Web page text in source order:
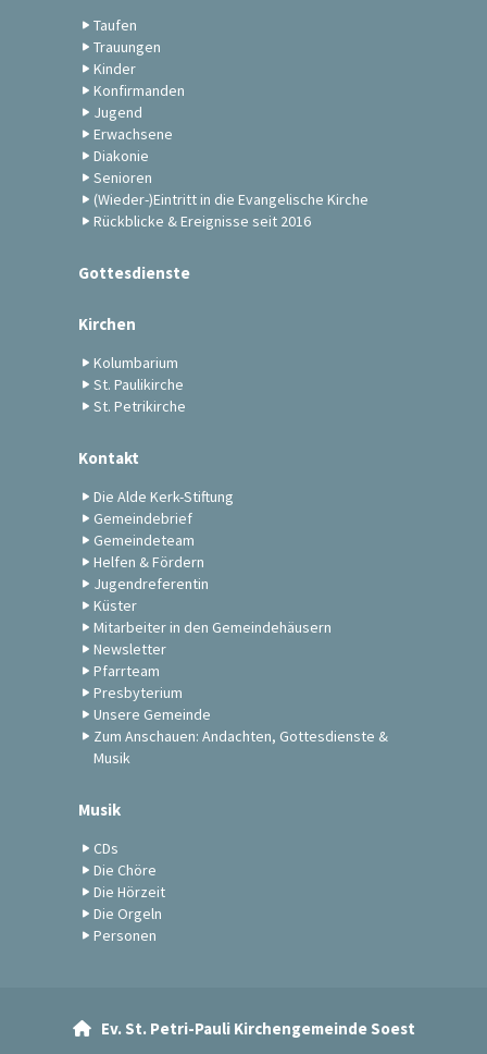
Taufen
Trauungen
Kinder
Konfirmanden
Jugend
Erwachsene
Diakonie
Senioren
(Wieder-)Eintritt in die Evangelische Kirche
Rückblicke & Ereignisse seit 2016
Gottesdienste
Kirchen
Kolumbarium
St. Paulikirche
St. Petrikirche
Kontakt
Die Alde Kerk-Stiftung
Gemeindebrief
Gemeindeteam
Helfen & Fördern
Jugendreferentin
Küster
Mitarbeiter in den Gemeindehäusern
Newsletter
Pfarrteam
Presbyterium
Unsere Gemeinde
Zum Anschauen: Andachten, Gottesdienste &
Musik
Musik
CDs
Die Chöre
Die Hörzeit
Die Orgeln
Personen
Ev. St. Petri-Pauli Kirchengemeinde Soest